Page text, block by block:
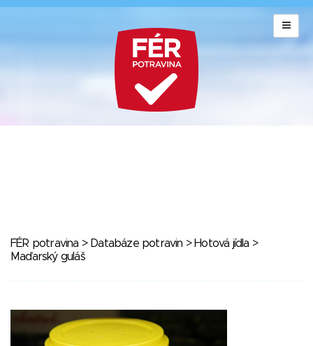
FÉR potravina > Databáze potravin > Hotová jídla >
Maďarský guláš